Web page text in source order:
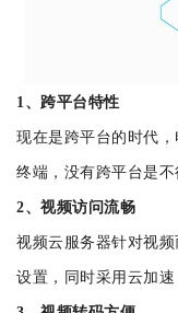
1、跨平台特性
现在是跨平台的时代
终端，没有跨平台是不
2、视频访问流畅
视频云服务器针对视
设置，同时采用云加速